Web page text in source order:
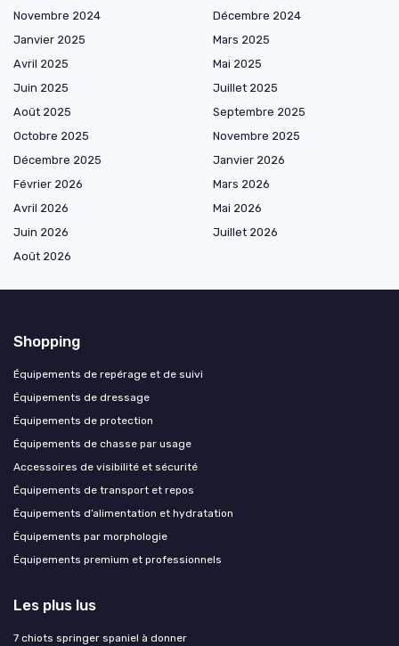
Novembre 2024
Décembre 2024
Janvier 2025
Mars 2025
Avril 2025
Mai 2025
Juin 2025
Juillet 2025
Août 2025
Septembre 2025
Octobre 2025
Novembre 2025
Décembre 2025
Janvier 2026
Février 2026
Mars 2026
Avril 2026
Mai 2026
Juin 2026
Juillet 2026
Août 2026
Shopping
Équipements de repérage et de suivi
Équipements de dressage
Équipements de protection
Équipements de chasse par usage
Accessoires de visibilité et sécurité
Équipements de transport et repos
Équipements d’alimentation et hydratation
Équipements par morphologie
Équipements premium et professionnels
Les plus lus
7 chiots springer spaniel à donner